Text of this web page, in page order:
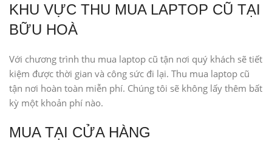
KHU VỰC THU MUA LAPTOP CŨ TẠI
BỮU HOÀ
Với chương trình thu mua laptop cũ tận nơi quý khách sẽ tiết
kiệm được thời gian và công sức đi lại. Thu mua laptop cũ
tận nơi hoàn toàn miễn phí. Chúng tôi sẽ không lấy thêm bất
kỳ một khoản phí nào.
MUA TẠI CỬA HÀNG